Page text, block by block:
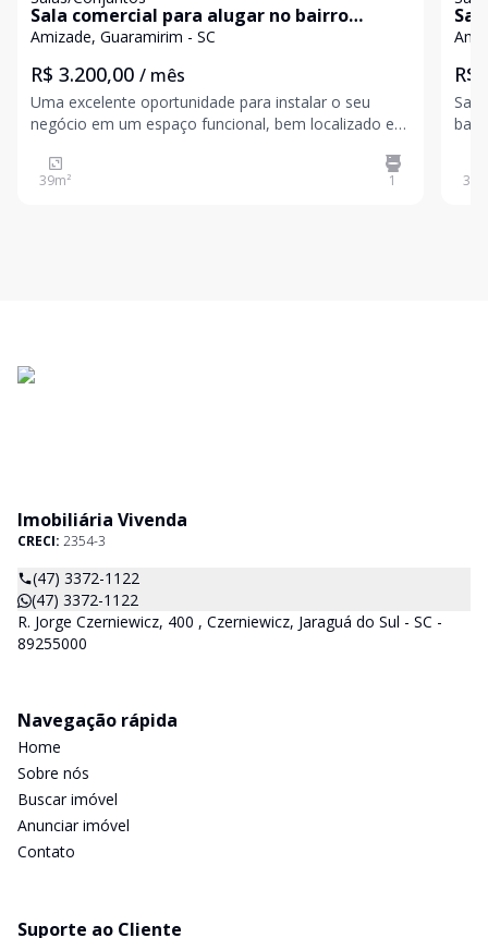
Sala comercial para alugar no bairro
Amizade em Guaramirim
Amizade, Guaramirim - SC
R$ 3.200,00 / mês
Uma excelente oportunidade para instalar o seu
negócio em um espaço funcional, bem localizado e
comerciais. O imóvel dispõe de: Área privativa de 39
m² 1 banheiro com adaptações para acessibilidade 1
39m² 1
Sala
R$
31
Imobiliária Vivenda
CRECI: 2354-3
(47) 3372-1122
(47) 3372-1122
R. Jorge Czerniewicz, 400 , Czerniewicz, Jaraguá do Sul - SC -
89255000
Navegação rápida
Home
Sobre nós
Buscar imóvel
Anunciar imóvel
Contato
Suporte ao Cliente